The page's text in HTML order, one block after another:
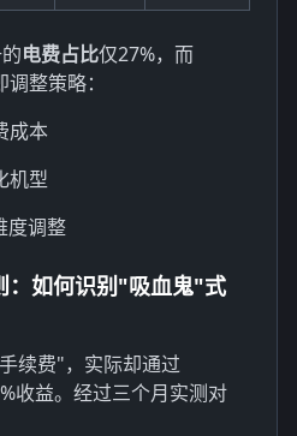
电费占比仅27%，而
整策略：
成本
机型
度调整
：如何识别"吸血鬼"式
续费"，实际却通过
收益。经过三个月实测对